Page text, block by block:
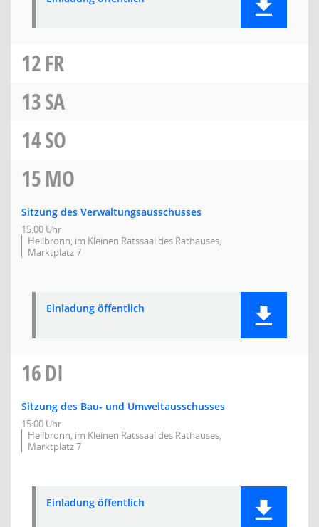
12FR
13SA
14SO
15MO
Sitzung des Verwaltungsausschusses
15:00 Uhr
Heilbronn, im Kleinen Ratssaal des Rathauses,
Marktplatz 7
Einladung öffentlich
16DI
Sitzung des Bau- und Umweltausschusses
15:00 Uhr
Heilbronn, im Kleinen Ratssaal des Rathauses,
Marktplatz 7
Einladung öffentlich